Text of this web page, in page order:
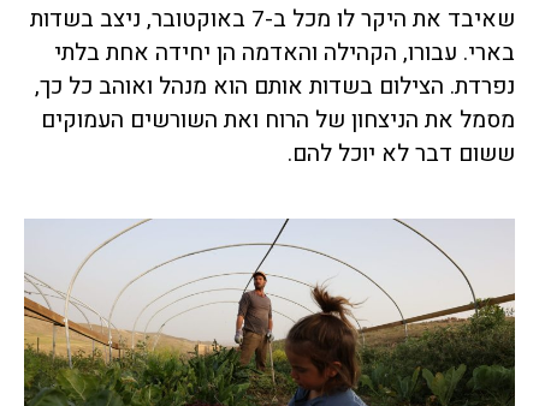
שאיבד את היקר לו מכל ב-7 באוקטובר, ניצב בשדות
בארי. עבורו, הקהילה והאדמה הן יחידה אחת בלתי
נפרדת. הצילום בשדות אותם הוא מנהל ואוהב כל כך,
מסמל את הניצחון של הרוח ואת השורשים העמוקים
ששום דבר לא יוכל להם.